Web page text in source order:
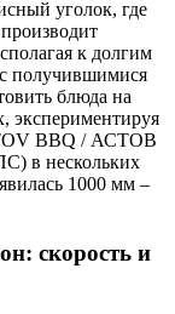
уголок, где
к долгим
получившимися
блюда на
экспериментируя
BBQ / АСТОВ
в нескольких
1000 мм –
скорость и